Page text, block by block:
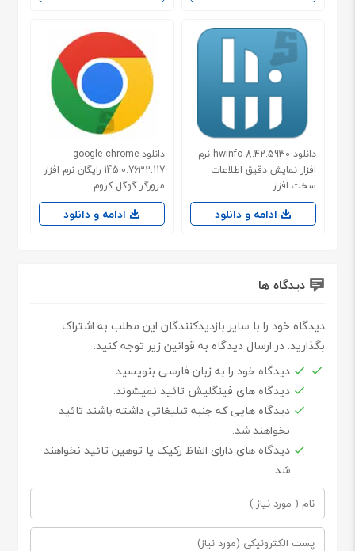
دانلود hwinfo 8.42.5930 نرم
افزار نمایش دقیق اطلاعات
سخت افزار
ادامه و دانلود
دانلود google chrome
145.0.7632.117 رایگان نرم افزار
مرورگر گوگل کروم
ادامه و دانلود
دیدگاه ها
دیدگاه خود را با سایر بازدیدکنندگان این مطلب به اشتراک
بگذارید. در ارسال دیدگاه به قوانین زیر توجه کنید.
دیدگاه خود را به زبان فارسی بنویسید.
دیدگاه های فینگلیش تائید نمیشوند.
دیدگاه هایی که جنبه تبلیغاتی داشته باشند تائید
نخواهند شد.
دیدگاه های دارای الفاظ رکیک یا توهین تائید نخواهند
شد.